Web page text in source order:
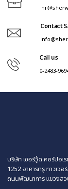
Contact
Call us
0-2483-
บริษัท เชอร์วู้ด คอร์ปอเ
1252 อาคารทรู ทาวเวอ
ถนนพัฒนาการ แขวงส